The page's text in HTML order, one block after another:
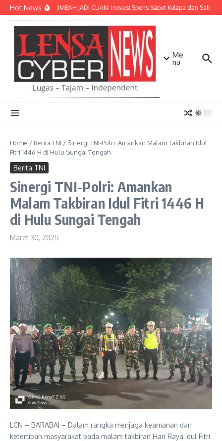
Lewati ke konten
Hot NewsSULAP LIMBAH JADI CUAN: Inovasi Spons Sabut Kelapa dan Sabun
Me
nu
Home / Berita TNI / Sinergi TNI-Polri: Amankan Malam Takbiran Idul
Fitri 1446 H di Hulu Sungai Tengah
Berita TNI
Sinergi TNI-Polri: Amankan
Malam Takbiran Idul Fitri 1446 H
di Hulu Sungai Tengah
Maret 30, 2025
LCN – BARABAI – Dalam rangka menjaga keamanan dan
ketertiban masyarakat pada malam takbiran Hari Raya Idul Fitri